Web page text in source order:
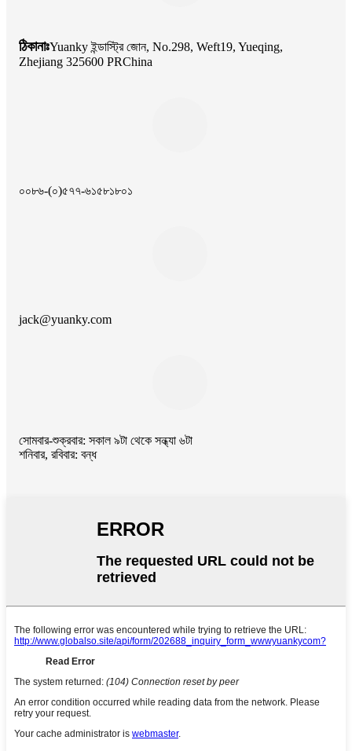
ঠিকানাঃYuanky ইন্ডাস্ট্রি জোন, No.298, Weft19, Yueqing,
Zhejiang 325600 PRChina
০০৮৬-(০)৫৭৭-৬১৫৮১৮০১
jack@yuanky.com
সোমবার-শুক্রবার: সকাল ৯টা থেকে সন্ধ্যা ৬টা
শনিবার, রবিবার: বন্ধ